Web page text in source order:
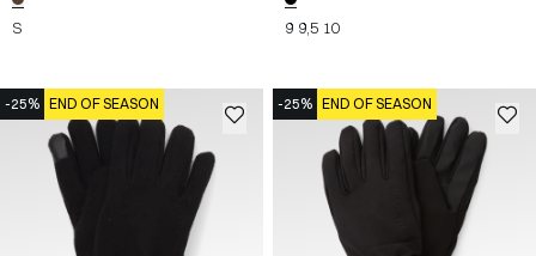
S 9 9,5 10
-25% END OF SEASON -25% END OF SEASON